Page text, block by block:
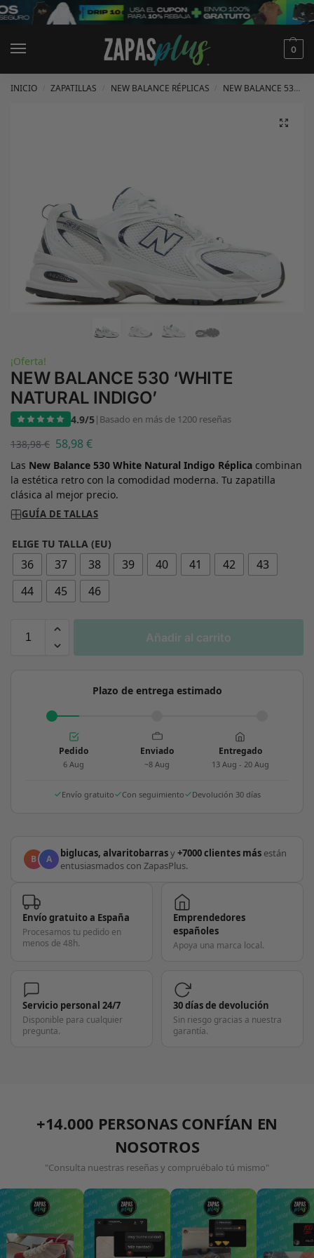
0
INICIO ZAPATILLAS NEW BALANCE RÉPLICAS NEW BALANCE 530 RÉPLICAS
¡Oferta!
NEW BALANCE 530 ‘WHITE
NATURAL INDIGO’
4.9/5| Basado en más de 1200 reseñas
138,98€ 58,98€
Las New Balance 530 White Natural Indigo Réplica combinan
la estética retro con la comodidad moderna. Tu zapatilla
clásica al mejor precio.
GUÍA DE TALLAS
ELIGE TU TALLA (EU)
36 37 38 39 40 41 42
43
44
45 46
Añadir al carrito
Plazo de entrega estimado
Pedido
6 Aug
Enviado
~8 Aug
Entregado
13 Aug - 20 Aug
Envío gratuito Con seguimiento Devolución 30 días
B A biglucas, alvaritobarrasy+7000 clientes más están
entusiasmados con ZapasPlus.
Envío gratuito a España
Procesamos tu pedido en
menos de 48h.
Emprendedores
españoles
Apoya una marca local.
Servicio personal 24/7
Disponible para cualquier
pregunta.
30 días de devolución
Sin riesgo gracias a nuestra
garantía.
+14.000 PERSONAS CONFÍAN EN
NOSOTROS
"Consulta nuestras reseñas y compruébalo tú mismo"